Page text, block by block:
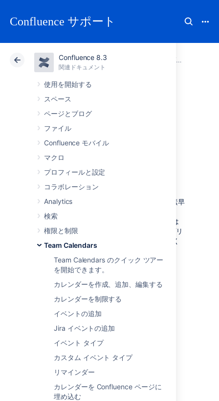
Confluence サポート
Confluence 8.3
関連ドキュメント
使用を開始する
スペース
ページとブログ
ファイル
Confluence モバイル
マクロ
プロフィールと設定
コラボレーション
Analytics
検索
権限と制限
Team Calendars
Team Calendars のクイック ツアー
を開始できます。
カレンダーを作成、追加、編集する
カレンダーを制限する
イベントの追加
Jira イベントの追加
イベント タイプ
カスタム イベント タイプ
リマインダー
カレンダーを Confluence ページに
埋め込む
アトラシアン サポート
クラウド Data Center 8.3
Team Calendars コ
ンテンツを他のカ
レンダーにエクス
ポートする
Team Calendars では、カレンダー データを素早
くエクスポートして、Google カレンダー、
Apple カレンダー、Microsoft Outlook、または
.ics ファイルのインポートをサポートするアプリ
ケーションなど、他のカレンダー アプリで開く
ことができます。